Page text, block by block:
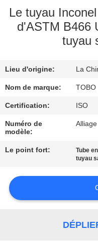
VISITE
D'USINE
DE
QUALITÉ
CONTACTEZ-
NOUS
NOUVELLES
Le tuyau
d'ASTM B466
tuyau
Lieu d'origine: La
Nom de marque: TOBO
Certification: ISO
Numéro de
modèle:
Alliage
Le point fort: Tube
tuyau